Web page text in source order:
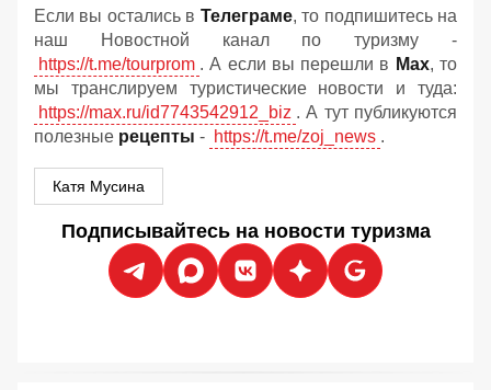
Если вы остались в Телеграме, то подпишитесь на
наш Новостной канал по туризму -
https://t.me/tourprom . А если вы перешли в Мах, то
мы транслируем туристические новости и туда:
https://max.ru/id7743542912_biz . А тут публикуются
полезные рецепты - https://t.me/zoj_news .
Катя Мусина
Подписывайтесь на новости туризма